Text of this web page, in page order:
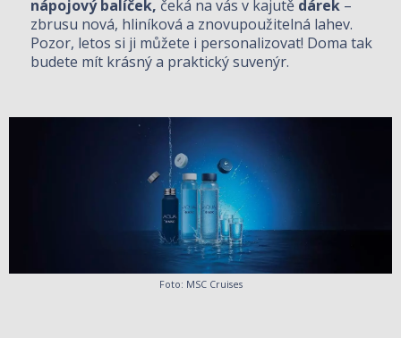
nápojový balíček, čeká na vás v kajutě dárek –
zbrusu nová, hliníková a znovupoužitelná lahev.
Pozor, letos si ji můžete i personalizovat! Doma tak
budete mít krásný a praktický suvenýr.
Foto: MSC Cruises